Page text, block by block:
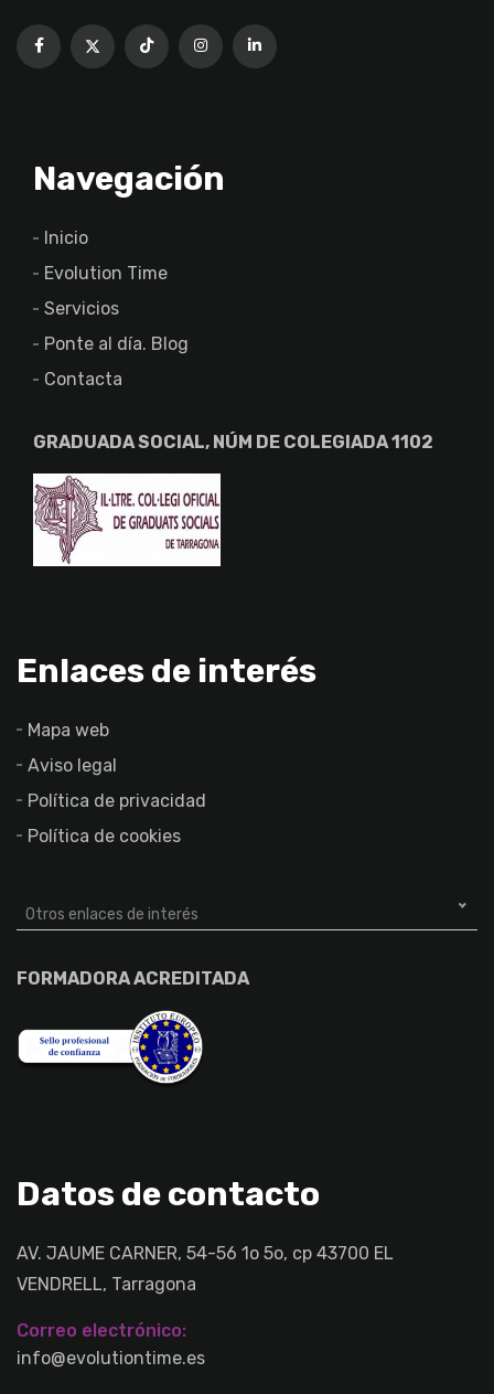
Navegación
Inicio
Evolution Time
Servicios
Ponte al día. Blog
Contacta
GRADUADA SOCIAL, NÚM DE COLEGIADA 1102
Enlaces de interés
Mapa web
Aviso legal
Política de privacidad
Política de cookies
Otros enlaces de interés
FORMADORA ACREDITADA
Datos de contacto
AV. JAUME CARNER, 54-56 1o 5o, cp 43700 EL
VENDRELL, Tarragona
Correo electrónico:
info@evolutiontime.es